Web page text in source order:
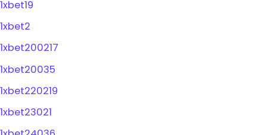
1xbet19
1xbet2
1xbet200217
1xbet20035
1xbet220219
1xbet23021